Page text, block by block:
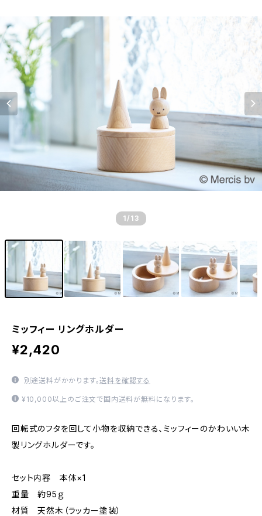
1 /13
ミッフィー リングホルダー
¥2,420
別途送料がかかります。送料を確認する
¥10,000以上のご注文で国内送料が無料になります。
回転式のフタを回して小物を収納できる、ミッフィーのかわいい木
製リングホルダーです。
セット内容 本体×1
重量 約95ｇ
材質 天然木（ラッカー塗装）